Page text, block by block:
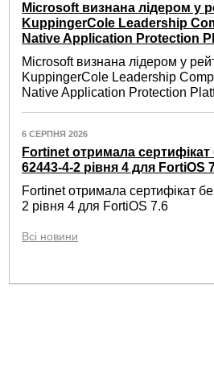
Microsoft визнана лідером у
KuppingerCole Leadership
Native Application Protection
Microsoft визнана лідером у
KuppingerCole Leadership
Native Application Protection
6 СЕРПНЯ 2026
Fortinet отримала сертифікат
62443-4-2 рівня 4 для FortiOS
Fortinet отримала сертифікат
2 рівня 4 для FortiOS 7.6
Всі новини